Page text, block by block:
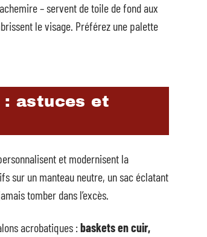
– servent de toile de fond aux
le visage. Préférez une palette
: astuces et
et modernisent la
sur un manteau neutre, un sac éclatant
tomber dans l’excès.
acrobatiques :baskets en cuir,